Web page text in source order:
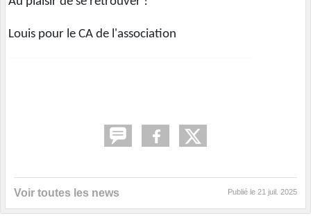
Louis pour le CA de l'association
Voir toutes les news Publié le 21 juil. 2025